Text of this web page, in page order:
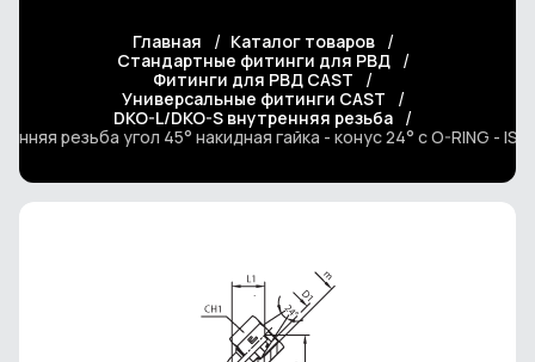
Главная
Каталог товаров
Стандартные фитинги для РВД
Фитинги для РВД CAST
Универсальные фитинги CAST
DKO-L/DKO-S внутренняя резьба
резьба угол 45° накидная гайка - конус 24° с O-RING -